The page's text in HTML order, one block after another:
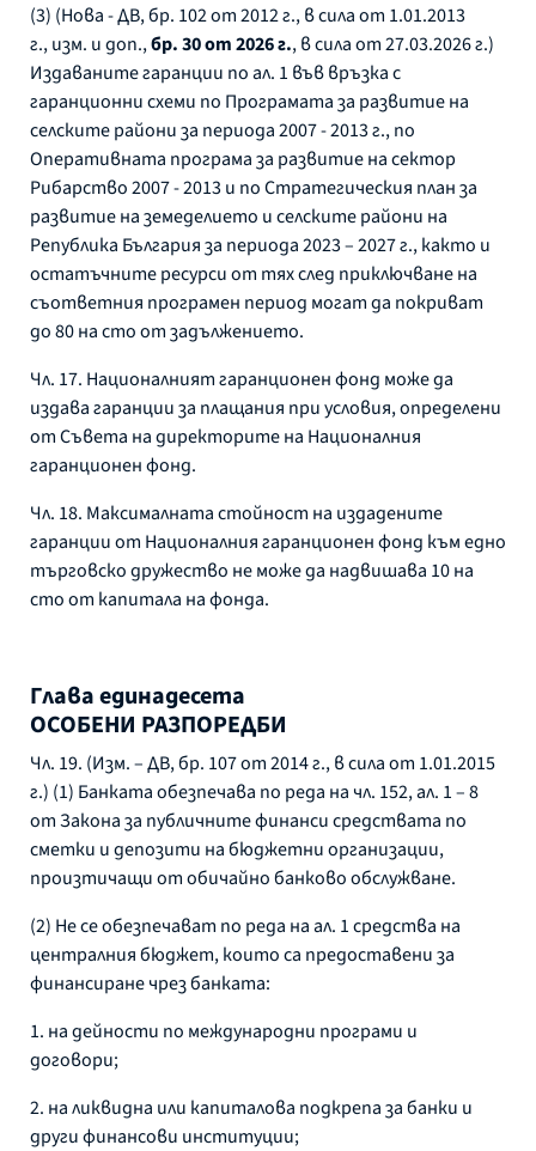
(3) (Нова - ДВ, бр. 102 от 2012 г., в сила от 1.01.2013
г., изм. и доп.,бр. 30 от 2026 г., в сила от 27.03.2026 г.)
Издаваните гаранции по ал. 1 във връзка с
гаранционни схеми по Програмата за развитие на
селските райони за периода 2007 - 2013 г., по
Оперативната програма за развитие на сектор
Рибарство 2007 - 2013 и по Стратегическия план за
развитие на земеделието и селските райони на
Република България за периода 2023 – 2027 г., както и
остатъчните ресурси от тях след приключване на
съответния програмен период могат да покриват
до 80 на сто от задължението.
Чл. 17. Националният гаранционен фонд може да
издава гаранции за плащания при условия, определени
от Съвета на директорите на Националния
гаранционен фонд.
Чл. 18. Максималната стойност на издадените
гаранции от Националния гаранционен фонд към едно
търговско дружество не може да надвишава 10 на
сто от капитала на фонда.
Глава единадесета
ОСОБЕНИ РАЗПОРЕДБИ
Чл. 19. (Изм. – ДВ, бр. 107 от 2014 г., в сила от 1.01.2015
г.) (1) Банката обезпечава по реда на чл. 152, ал. 1 – 8
от Закона за публичните финанси средствата по
сметки и депозити на бюджетни организации,
произтичащи от обичайно банково обслужване.
(2) Не се обезпечават по реда на ал. 1 средства на
централния бюджет, които са предоставени за
финансиране чрез банката:
1. на дейности по международни програми и
договори;
2. на ликвидна или капиталова подкрепа за банки и
други финансови институции;